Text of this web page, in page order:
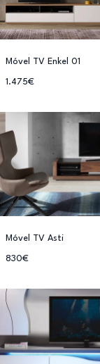
Móvel TV Enkel 01
1.475€
Móvel TV Asti
830€